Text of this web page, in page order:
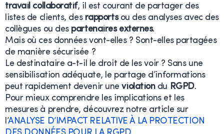
travail collaboratif, il est courant de partager des
listes de clients, des rapportsou des analyses avec des
collègues ou des partenaires externes.
Mais où ces données vont-elles ? Sont-elles partagées
de manière sécurisée ?
Le destinataire a-t-il le droit de les voir ? Sans une
sensibilisation adéquate, le partage d’informations
peut rapidement devenir uneviolationdu RGPD.
Pour mieux comprendre les implications et les
mesures à prendre, découvrez notre article sur
l’ANALYSE D’IMPACT RELATIVE À LA PROTECTION